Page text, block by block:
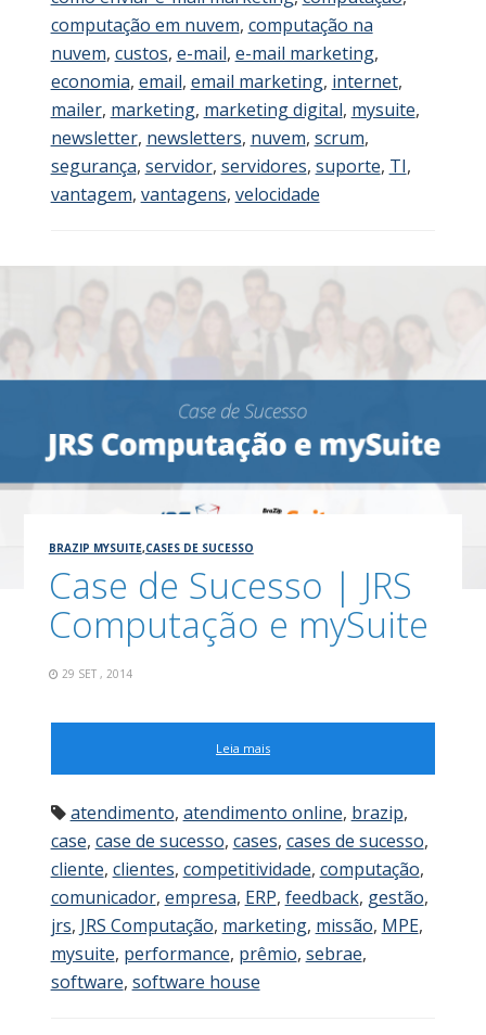
computação em nuvem, computação na
nuvem, custos, e-mail, e-mail marketing,
economia, email, email marketing, internet,
mailer, marketing, marketing digital, mysuite,
newsletter, newsletters, nuvem, scrum,
segurança, servidor, servidores, suporte, TI,
vantagem, vantagens, velocidade
BRAZIP MYSUITE,CASES DE SUCESSO
Case de Sucesso | JRS
Computação e mySuite
29 SET , 2014
Leia mais
atendimento, atendimento online, brazip,
case, case de sucesso, cases, cases de sucesso,
cliente, clientes, competitividade, computação,
comunicador, empresa, ERP, feedback, gestão,
jrs, JRS Computação, marketing, missão, MPE,
mysuite, performance, prêmio, sebrae,
software, software house